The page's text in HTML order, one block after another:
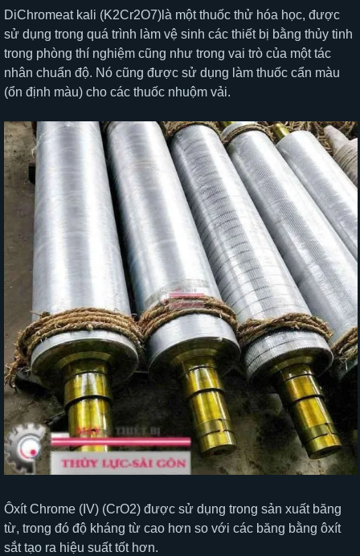
DiChromeat kali (K2Cr2O7)là một thuốc thử hóa học, được
sử dụng trong quá trình làm vệ sinh các thiết bị bằng thủy tinh
trong phòng thí nghiệm cũng như trong vai trò của một tác
nhân chuẩn độ. Nó cũng được sử dụng làm thuốc cẩn màu
(ổn định màu) cho các thuốc nhuộm vải.
Ôxít Chrome (IV) (CrO2) được sử dụng trong sản xuất băng
từ, trong đó độ kháng từ cao hơn so với các băng bằng ôxít
sắt tạo ra hiệu suất tốt hơn.